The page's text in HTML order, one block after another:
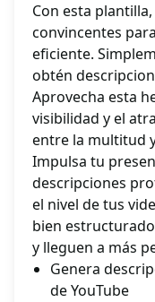
Con esta
convincentes
eficiente.
obtén
Aprovecha esta
visibilidad y el
entre la multitud
Impulsa tu
descripciones
el nivel de tus
bien
y lleguen a más
Genera
de YouTube